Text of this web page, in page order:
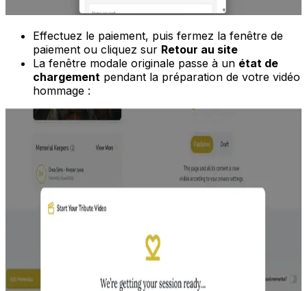
Effectuez le paiement, puis fermez la fenêtre de
paiement ou cliquez sur Retour au site
La fenêtre modale originale passe à un état de
chargement pendant la préparation de votre vidéo
hommage :